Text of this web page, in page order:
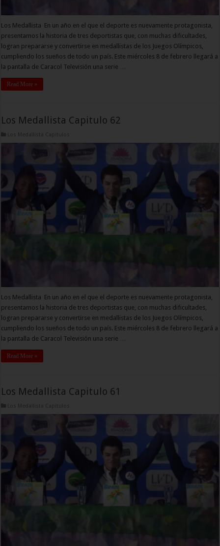
Los Medallista En un año en el que el deporte es nuevamente protagonista,
presentamos la historia de tres deportistas que, con muchas dificultades,
logran prepararse y convertirse en medallistas de los Juegos Olímpicos,
cumpliendo los sueños de todo un país. Este miércoles 8 de febrero llegará a
la pantalla de Caracol Televisión una serie …
Read More »
Los Medallista Capitulo 62
Los Medallista Capitulos
Los Medallista En un año en el que el deporte es nuevamente protagonista,
presentamos la historia de tres deportistas que, con muchas dificultades,
logran prepararse y convertirse en medallistas de los Juegos Olímpicos,
cumpliendo los sueños de todo un país. Este miércoles 8 de febrero llegará a
la pantalla de Caracol Televisión una serie …
Read More »
Los Medallista Capitulo 61
Los Medallista Capitulos